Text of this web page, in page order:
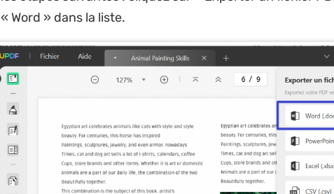
« Word » dans la liste.